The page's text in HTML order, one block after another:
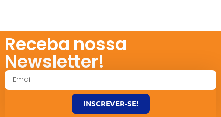
Receba nossa
Newsletter!
INSCREVER-SE!